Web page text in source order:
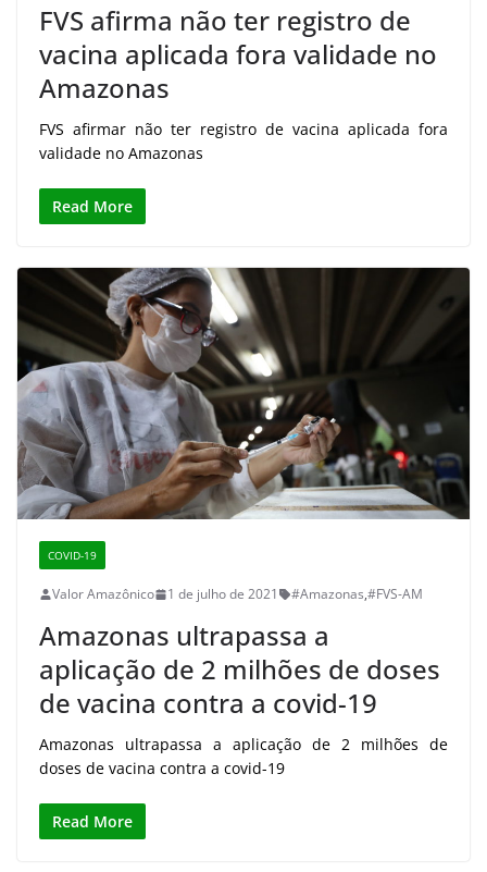
FVS afirma não ter registro de
vacina aplicada fora validade no
Amazonas
FVS afirmar não ter registro de vacina aplicada fora
validade no Amazonas
Read More
COVID-19
Valor Amazônico 1 de julho de 2021 #Amazonas,#FVS-AM
Amazonas ultrapassa a
aplicação de 2 milhões de doses
de vacina contra a covid-19
Amazonas ultrapassa a aplicação de 2 milhões de
doses de vacina contra a covid-19
Read More